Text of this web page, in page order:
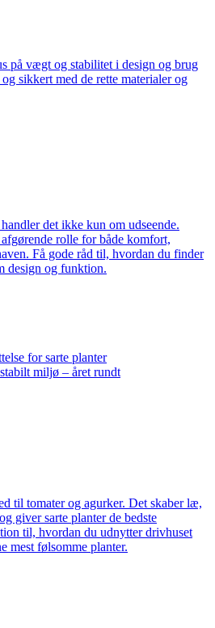
på vægt og stabilitet i design og brug
sikkert med de rette materialer og
det ikke kun om udseende.
rolle for både komfort,
Få gode råd til, hvordan du finder
design og funktion.
for sarte planter
miljø – året rundt
til tomater og agurker. Det skaber læ,
giver sarte planter de bedste
til, hvordan du udnytter drivhuset
mest følsomme planter.